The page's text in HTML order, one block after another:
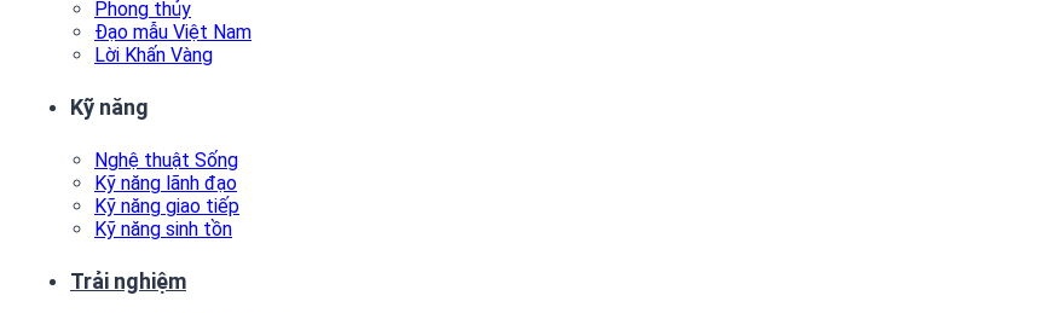
Phong thủy
Đạo mẫu Việt Nam
Lời Khấn Vàng
Kỹ năng
Nghệ thuật Sống
Kỹ năng lãnh đạo
Kỹ năng giao tiếp
Kỹ năng sinh tồn
Trải nghiệm